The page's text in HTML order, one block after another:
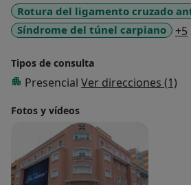
Rotura del ligamento cruzado
Síndrome del túnel carpiano
+5
Tipos de consulta
Presencial Ver direcciones (1)
Fotos y vídeos